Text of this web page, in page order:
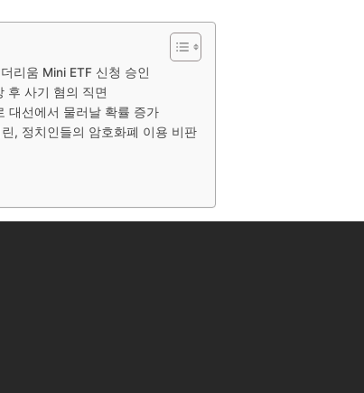
리움 Mini ETF 신청 승인
후 사기 혐의 직면
대선에서 물러날 확률 증가
, 정치인들의 암호화폐 이용 비판